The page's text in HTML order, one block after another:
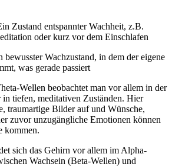
Zustand entspannter Wachheit, z.B.
oder kurz vor dem Einschlafen
bewusster Wachzustand, in dem der eigene
was gerade passiert
Wellen beobachtet man vor allem in der
in tiefen, meditativen Zuständen. Hier
traumartige Bilder auf und Wünsche,
zuvor unzugängliche Emotionen können
kommen.
sich das Gehirn vor allem im Alpha-
Wachsein (Beta-Wellen) und